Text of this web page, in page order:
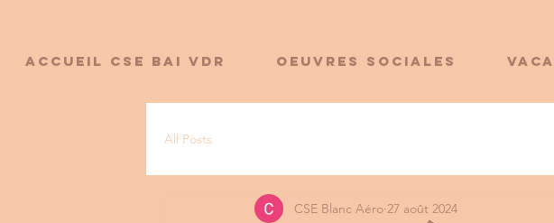
ACCUEIL CSE BAI VDR OEUVRES SOCIALES
All Posts
CSE Blanc Aéro 27 août 2024